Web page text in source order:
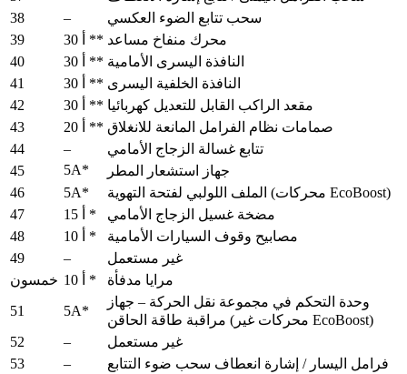
38
–
سحب تتابع الضوء العكسي
39
30 أ ** محرك منفاخ مساعد
40
30 أ ** النافذة اليسرى الأمامية
41
30 أ ** النافذة الخلفية اليسرى
42
30 أ ** مقعد الراكب القابل للتعديل كهربائيا
43
20 أ ** صمامات نظام الفرامل المانعة للانغلاق
44
–
تتابع غسالة الزجاج الأمامي
45
5A*
جهاز استشعار المطر
46
5A*
الملف اللولبي لفتحة التهوية (محركات EcoBoost)
47
15 أ *
مضخة غسيل الزجاج الأمامي
48
10 أ *
مصابيح وقوف السيارات الأمامية
49
–
غير مستعمل
خمسون
10 أ *
مرايا مدفأة
51
5A*
وحدة التحكم في مجموعة نقل الحركة – جهاز
مراقبة طاقة الحاقن (محركات غير EcoBoost)
52
–
غير مستعمل
53
–
فرامل اليسار / إشارة انعطاف سحب ضوء التتابع